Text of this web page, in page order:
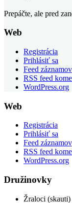
Prepáčte, ale pred
Web
Registrácia
Prihlásiť sa
Feed záznamov
RSS feed
WordPress.org
Web
Registrácia
Prihlásiť sa
Feed záznamov
RSS feed
WordPress.org
Družinovky
Žraloci